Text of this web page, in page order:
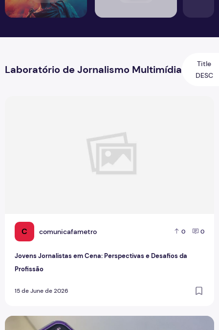
Laboratório de Jornalismo Multimídia
Title
DESC
C comunicafametro 0 0
Jovens Jornalistas em Cena: Perspectivas e Desafios da
Profissão
15 de June de 2026
Inteligência Artificial no Cotidiano Acadêmico e